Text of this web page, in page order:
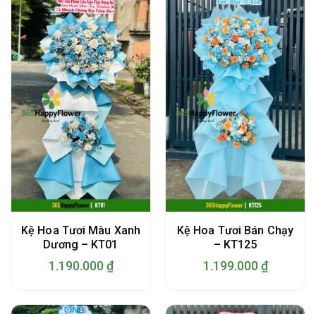
Kệ Hoa Tươi Màu Xanh
Dương – KT01
1.190.000 ₫
Kệ Hoa Tươi Bán Chạy
– KT125
1.199.000 ₫